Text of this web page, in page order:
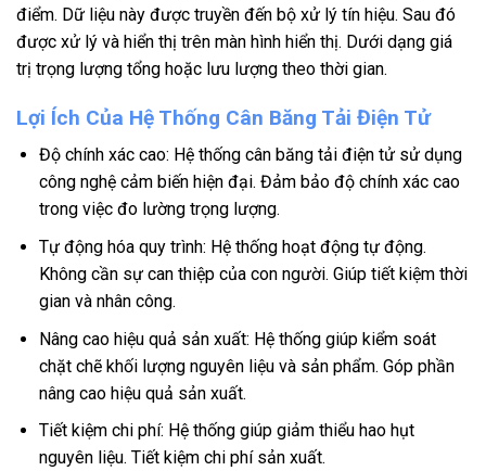
điểm. Dữ liệu này được truyền đến bộ xử lý tín hiệu. Sau đó
được xử lý và hiển thị trên màn hình hiển thị. Dưới dạng giá
trị trọng lượng tổng hoặc lưu lượng theo thời gian.
Lợi Ích Của Hệ Thống Cân Băng Tải Điện Tử
Độ chính xác cao: Hệ thống cân băng tải điện tử sử dụng
công nghệ cảm biến hiện đại. Đảm bảo độ chính xác cao
trong việc đo lường trọng lượng.
Tự động hóa quy trình: Hệ thống hoạt động tự động.
Không cần sự can thiệp của con người. Giúp tiết kiệm thời
gian và nhân công.
Nâng cao hiệu quả sản xuất: Hệ thống giúp kiểm soát
chặt chẽ khối lượng nguyên liệu và sản phẩm. Góp phần
nâng cao hiệu quả sản xuất.
Tiết kiệm chi phí: Hệ thống giúp giảm thiểu hao hụt
nguyên liệu. Tiết kiệm chi phí sản xuất.